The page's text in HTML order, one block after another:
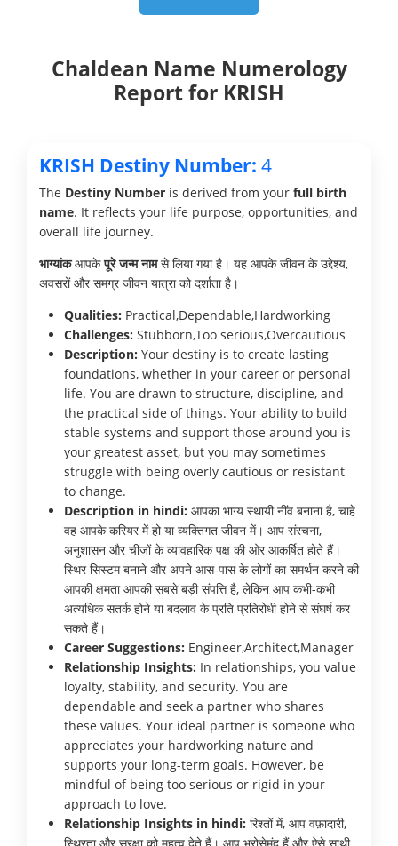
Chaldean Name Numerology
Report for KRISH
KRISH Destiny Number: 4
The Destiny Number is derived from your full birth
name. It reflects your life purpose, opportunities, and
overall life journey.
भाग्यांकआपकेपूरे जन्म नामसे लिया गया है। यह आपके जीवन के उद्देश्य,
अवसरों और समग्र जीवन यात्रा को दर्शाता है।
Qualities: Practical,Dependable,Hardworking
Challenges: Stubborn,Too serious,Overcautious
Description: Your destiny is to create lasting
foundations, whether in your career or personal
life. You are drawn to structure, discipline, and
the practical side of things. Your ability to build
stable systems and support those around you is
your greatest asset, but you may sometimes
struggle with being overly cautious or resistant
to change.
Description in hindi: आपका भाग्य स्थायी नींव बनाना है, चाहे
वह आपके करियर में हो या व्यक्तिगत जीवन में। आप संरचना,
अनुशासन और चीजों के व्यावहारिक पक्ष की ओर आकर्षित होते हैं।
स्थिर सिस्टम बनाने और अपने आस-पास के लोगों का समर्थन करने की
आपकी क्षमता आपकी सबसे बड़ी संपत्ति है, लेकिन आप कभी-कभी
अत्यधिक सतर्क होने या बदलाव के प्रति प्रतिरोधी होने से संघर्ष कर
सकते हैं।
Career Suggestions: Engineer,Architect,Manager
Relationship Insights: In relationships, you value
loyalty, stability, and security. You are
dependable and seek a partner who shares
these values. Your ideal partner is someone who
appreciates your hardworking nature and
supports your long-term goals. However, be
mindful of being too serious or rigid in your
approach to love.
Relationship Insights in hindi: रिश्तों में, आप वफ़ादारी,